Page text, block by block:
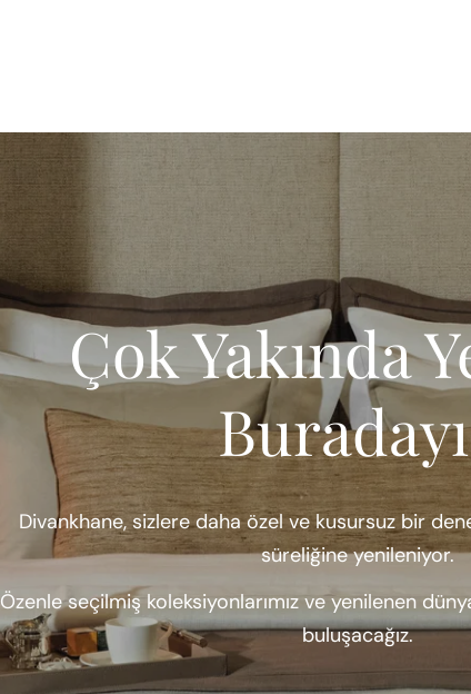
Çok Yakında
Divankhane, sizlere daha özel ve kusursuz bir
süreliğine yenileniyor.
Özenle seçilmiş koleksiyonlarımız ve yenilenen
buluşacağız.